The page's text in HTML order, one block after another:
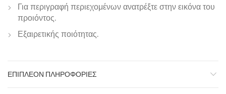
Για περιγραφή περιεχομένων ανατρέξτε στην εικόνα του
προιόντος.
Εξαιρετικής ποιότητας.
ΕΠΙΠΛΈΟΝ ΠΛΗΡΟΦΟΡΊΕΣ